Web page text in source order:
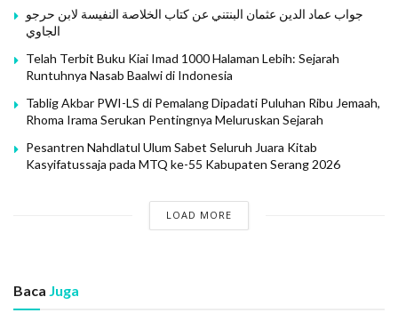
FSPP dan penasihat FPI Kota Serang, (Suarabanten.id,
24 & 26/12/2020) Enting Abdul Karim namanya mencuat
tahun lalu ketika seorang teroris bernama Novero
mengaku mengenal JAD dari Pesantren Al Islam milik
Enting. Menurut Novero ia pertama kali mengaji dan
bertemu Abu Bakar Ba’asyir di Pesantren Al Islam
tahun 2009 (Detiknews, 7/8/2020).
bersama FPUIB dalam demo menuntut penegakan
hukum terhadap Sukmawati. (Banten Expres, 7/4/2018).
melalui media sosial yang berisi bahwa FSPP Kota
جواب عماد الدين عثمان البنتني عن كتاب الخلاصة النفيسة لابن حرجو
الجاوي
Telah Terbit Buku Kiai Imad 1000 Halaman Lebih: Sejarah
Runtuhnya Nasab Baalwi di Indonesia
Tablig Akbar PWI-LS di Pemalang Dipadati Puluhan Ribu Jemaah,
Rhoma Irama Serukan Pentingnya Meluruskan Sejarah
Pesantren Nahdlatul Ulum Sabet Seluruh Juara Kitab
Kasyifatussaja pada MTQ ke-55 Kabupaten Serang 2026
LOAD MORE
Baca Juga